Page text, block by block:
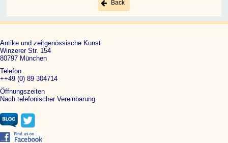
Back
Antike und zeitgenössische Kunst
Winzerer Str. 154
80797 München
Telefon
++49 (0) 89 304714
Öffnungszeiten
Nach telefonischer Vereinbarung.